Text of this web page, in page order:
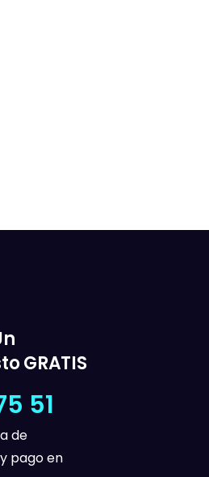
GRATIS
51
de
pago en